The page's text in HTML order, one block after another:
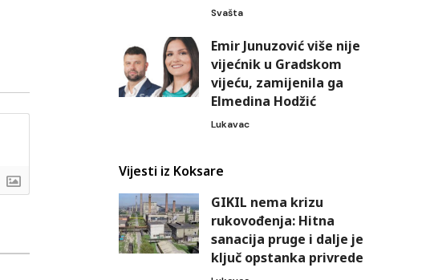
Svašta
Emir Junuzović više nije
vijećnik u Gradskom
vijeću, zamijenila ga
Elmedina Hodžić
Lukavac
Vijesti iz Koksare
GIKIL nema krizu
rukovođenja: Hitna
sanacija pruge i dalje je
ključ opstanka privrede